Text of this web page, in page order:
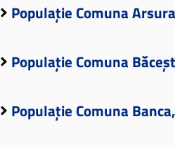
Populație Comuna
Populație Comuna
Populație Comuna